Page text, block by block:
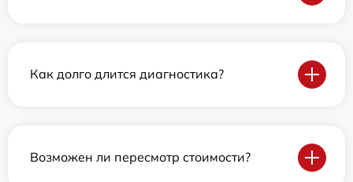
Как долго длится диагностика?
Возможен ли пересмотр стоимости?